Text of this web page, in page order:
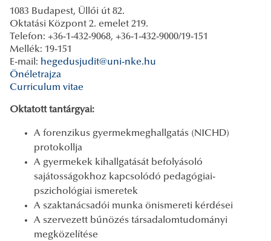
1083 Budapest, Üllői út 82.
Oktatási Központ 2. emelet 219.
Telefon: +36-1-432-9068, +36-1-432-9000/19-151
Mellék: 19-151
E-mail: hegedusjudit@uni-nke.hu
Önéletrajza
Curriculum vitae
Oktatott tantárgyai:
A forenzikus gyermekmeghallgatás (NICHD)
protokollja
A gyermekek kihallgatását befolyásoló
sajátosságokhoz kapcsolódó pedagógiai-
pszichológiai ismeretek
A szaktanácsadói munka önismereti kérdései
A szervezett bűnözés társadalomtudományi
megközelítése